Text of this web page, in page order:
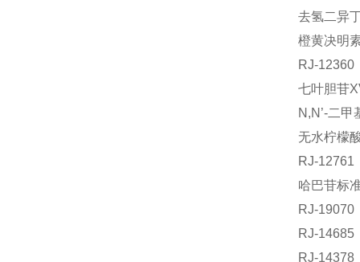
去氢二异
橙黄决明
RJ-
七叶胆苷
N,N’-二
无水柠檬
RJ-
哈巴苷标
RJ-
RJ-
RJ-